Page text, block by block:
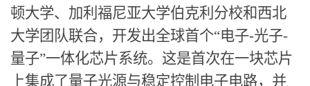
顿大学、加利福尼亚大学伯克利分校和西北
大学团队联合，开发出全球首个“电子-光子-
量子”一体化芯片系统。这是首次在一块芯片
上集成了量子光源与稳定控制电子电路，并